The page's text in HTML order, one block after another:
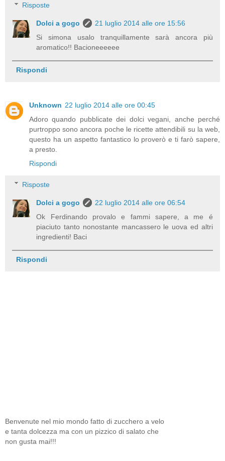
Risposte
Dolci a gogo
21 luglio 2014 alle ore 15:56
Si simona usalo tranquillamente sarà ancora più
aromatico!! Bacioneeeeee
Rispondi
Unknown 22 luglio 2014 alle ore 00:45
Adoro quando pubblicate dei dolci vegani, anche perché
purtroppo sono ancora poche le ricette attendibili su la web,
questo ha un aspetto fantastico lo proverò e ti farò sapere,
a presto.
Rispondi
Risposte
Dolci a gogo
22 luglio 2014 alle ore 06:54
Ok Ferdinando provalo e fammi sapere, a me é
piaciuto tanto nonostante mancassero le uova ed altri
ingredienti! Baci
Rispondi
Benvenute nel mio mondo fatto di zucchero a velo
e tanta dolcezza ma con un pizzico di salato che
non gusta mai!!!